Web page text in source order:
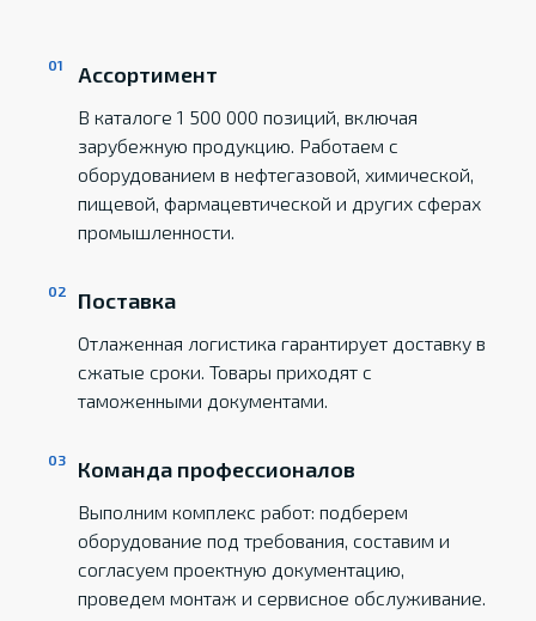
Ассортимент
В каталоге 1 500 000 позиций, включая
зарубежную продукцию. Работаем с
оборудованием в нефтегазовой, химической,
пищевой, фармацевтической и других сферах
промышленности.
Поставка
Отлаженная логистика гарантирует доставку в
сжатые сроки. Товары приходят с
таможенными документами.
Команда профессионалов
Выполним комплекс работ: подберем
оборудование под требования, составим и
согласуем проектную документацию,
проведем монтаж и сервисное обслуживание.